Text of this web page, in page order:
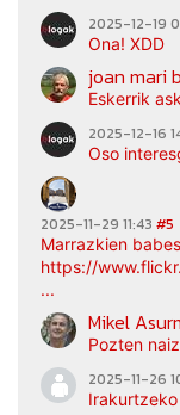
2025-12-19
Ona! XDD
joan mari
Eskerrik
2025-12-16
Oso
2025-11-29 11:43 #5
Marrazkien
https://
...
Mikel
Pozten
2025-11-26